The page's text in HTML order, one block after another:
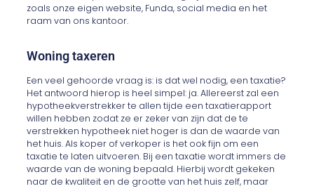
zoals onze eigen website, Funda, social media en het
raam van ons kantoor.
Woning taxeren
Een veel gehoorde vraag is: is dat wel nodig, een taxatie?
Het antwoord hierop is heel simpel: ja. Allereerst zal een
hypotheekverstrekker te allen tijde een taxatierapport
willen hebben zodat ze er zeker van zijn dat de te
verstrekken hypotheek niet hoger is dan de waarde van
het huis. Als koper of verkoper is het ook fijn om een
taxatie te laten uitvoeren. Bij een taxatie wordt immers de
waarde van de woning bepaald. Hierbij wordt gekeken
naar de kwaliteit en de grootte van het huis zelf, maar